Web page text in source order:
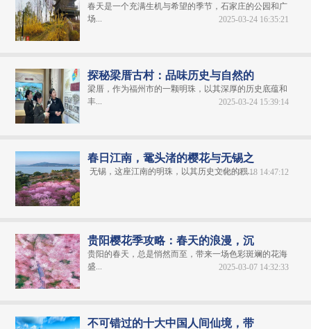
春天是一个充满生机与希望的季节，石家庄的公园和广
场...
2025-03-24 16:35:21
探秘梁厝古村：品味历史与自然的
梁厝，作为福州市的一颗明珠，以其深厚的历史底蕴和
丰...
2025-03-24 15:39:14
春日江南，鼋头渚的樱花与无锡之
无锡，这座江南的明珠，以其历史文化的积...2025-03-18 14:47:12
贵阳樱花季攻略：春天的浪漫，沉
贵阳的春天，总是悄然而至，带来一场色彩斑斓的花海
盛...
2025-03-07 14:32:33
不可错过的十大中国人间仙境，带